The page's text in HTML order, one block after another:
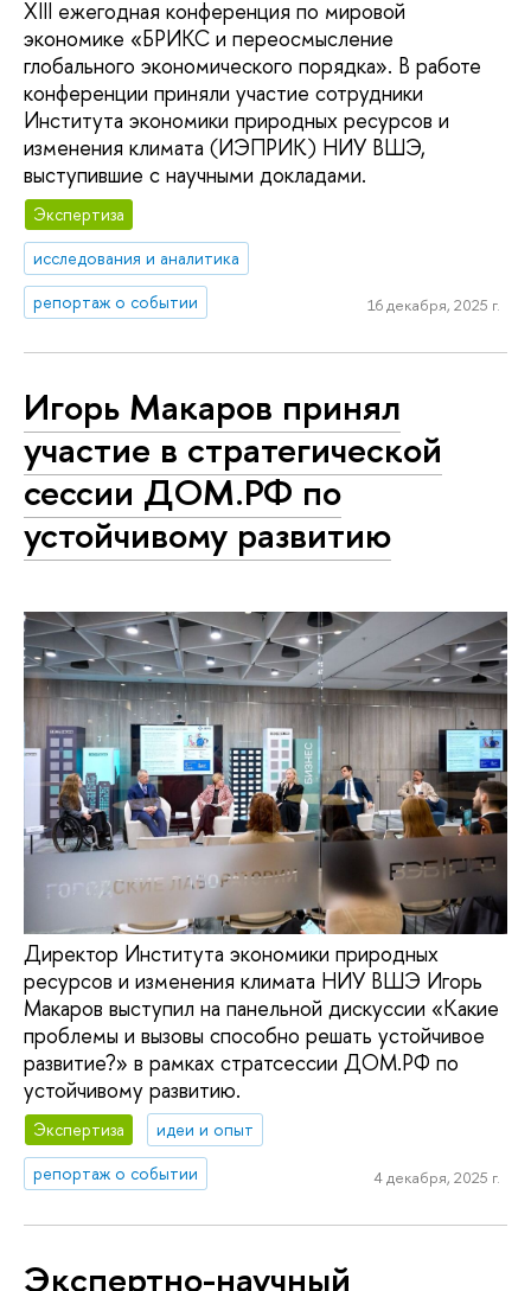
XIII ежегодная конференция по мировой
экономике «БРИКС и переосмысление
глобального экономического порядка». В работе
конференции приняли участие сотрудники
Института экономики природных ресурсов и
изменения климата (ИЭПРИК) НИУ ВШЭ,
выступившие с научными докладами.
Экспертиза
исследования и аналитика
репортаж о событии
16 декабря, 2025 г.
Игорь Макаров принял
участие в стратегической
сессии ДОМ.РФ по
устойчивому развитию
Директор Института экономики природных
ресурсов и изменения климата НИУ ВШЭ Игорь
Макаров выступил на панельной дискуссии «Какие
проблемы и вызовы способно решать устойчивое
развитие?» в рамках стратсессии ДОМ.РФ по
устойчивому развитию.
Экспертиза
идеи и опыт
репортаж о событии
4 декабря, 2025 г.
Экспертно-научный